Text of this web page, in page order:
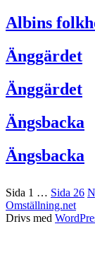
Albins
Änggärdet
Änggärdet
Ängsbacka
Ängsbacka
för
inlägg
Sida 1 … Sida 26
Omställning.net
Drivs med